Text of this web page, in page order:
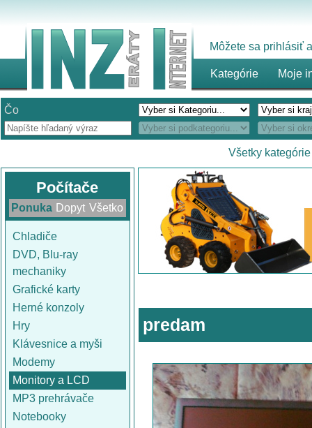
Môžete sa prihlásiť
Kategórie Moje
Čo
Všetky kategórie
Počítače
Ponuka Dopyt Všetko
Chladiče
DVD, Blu-ray
mechaniky
Grafické karty
Herné konzoly
Hry
Klávesnice a myši
Modemy
Monitory a LCD
MP3 prehrávače
Notebooky
predam